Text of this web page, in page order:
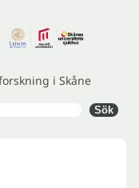
i Skåne
Sök